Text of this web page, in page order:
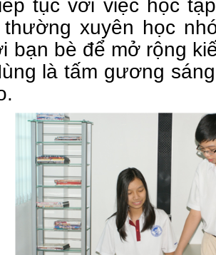
tục với việc học
xuyên học
bạn bè để mở rộng
là tấm gương